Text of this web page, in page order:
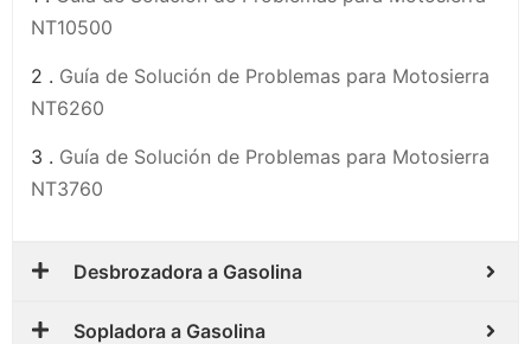
NT10500
2 . Guía de Solución de Problemas para Motosierra
NT6260
3 . Guía de Solución de Problemas para Motosierra
NT3760
Desbrozadora a Gasolina
Sopladora a Gasolina